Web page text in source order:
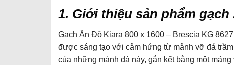
1. Giới thiệu sản phẩm
Gạch Ấn Độ Kiara 800 x 1600 – Brescia KG
được sáng tạo với cảm hứng từ mảnh vỡ đá
của những mảnh đá này, gắn kết bằng một